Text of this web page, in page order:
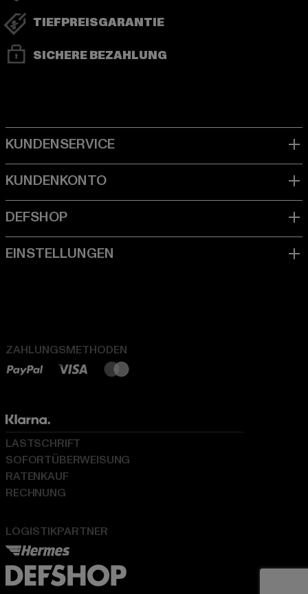
TIEFPREISGARANTIE
SICHERE BEZAHLUNG
ZAHLUNGSMETHODEN
LOGISTIKPARTNER
LASTSCHRIFT
SOFORTÜBERWEISUNG
RATENKAUF
RECHNUNG